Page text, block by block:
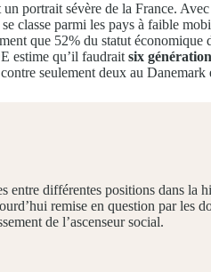
portrait sévère de la France.
classe parmi les pays à faible
que 52% du statut économique
estime qu’il faudrait six
seulement deux au
entre différentes positions dans la
remise en question par les
de l’ascenseur social.